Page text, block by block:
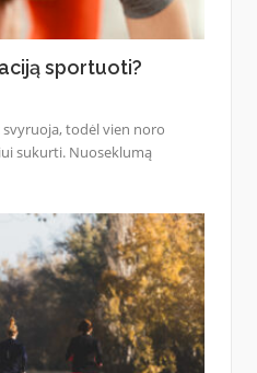
sportuoti?
todėl vien noro
sukurti. Nuoseklumą